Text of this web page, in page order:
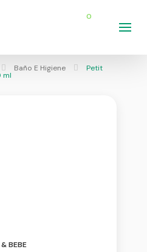
0
Baño E Higiene Petit
ml
BEBE